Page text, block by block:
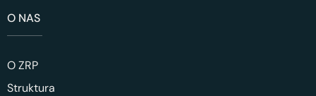
O NAS
O ZRP
Struktura